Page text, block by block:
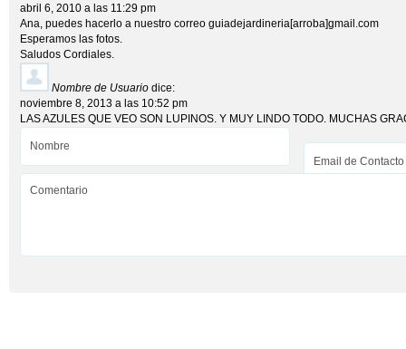
abril 6, 2010 a las 11:29 pm
Ana, puedes hacerlo a nuestro correo guiadejardineria[arroba]gmail.com
Esperamos las fotos.
Saludos Cordiales.
Nombre de Usuario dice:
noviembre 8, 2013 a las 10:52 pm
LAS AZULES QUE VEO SON LUPINOS. Y MUY LINDO TODO. MUCHAS